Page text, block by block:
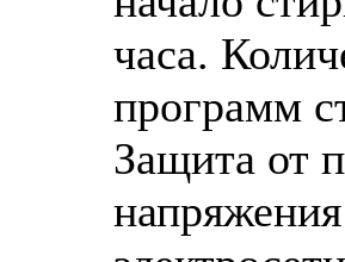
часа.
программ
Защита от